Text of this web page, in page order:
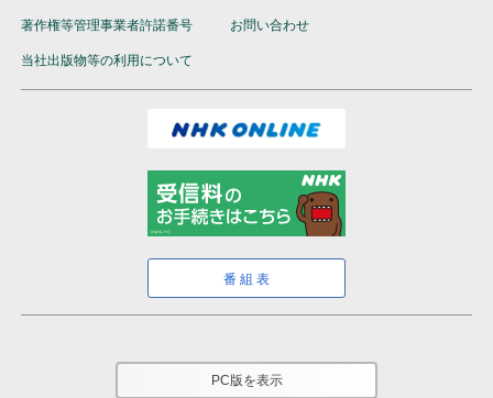
著作権等管理事業者許諾番号 お問い合わせ
当社出版物等の利用について
番組表
PC版を表示